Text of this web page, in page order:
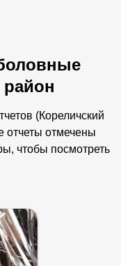
(Кореличский
отчеты отмечены
чтобы посмотреть